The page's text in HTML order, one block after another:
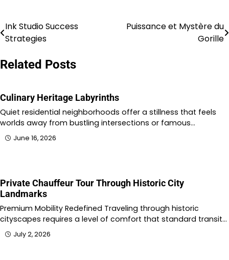
Post
navigation
Ink Studio Success
Strategies
Puissance et Mystère du
Gorille
Related Posts
Culinary Heritage Labyrinths
Quiet residential neighborhoods offer a stillness that feels
worlds away from bustling intersections or famous…
June 16, 2026
Private Chauffeur Tour Through Historic City
Landmarks
Premium Mobility Redefined Traveling through historic
cityscapes requires a level of comfort that standard transit…
July 2, 2026